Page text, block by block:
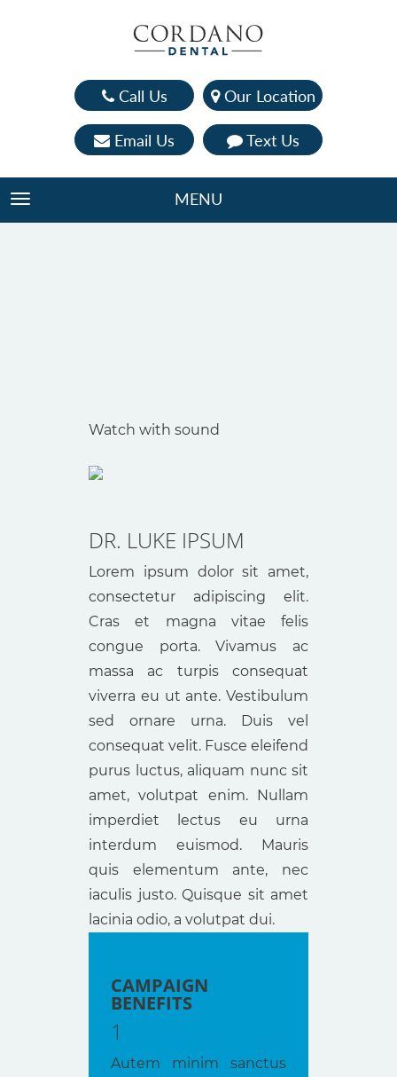
Call Us Our Location
Email Us Text Us
TOGGLE NAVIGATIONMENU
Watch with sound
DR. LUKE IPSUM
Lorem ipsum dolor sit amet,
consectetur adipiscing elit.
Cras et magna vitae felis
congue porta. Vivamus ac
massa ac turpis consequat
viverra eu ut ante. Vestibulum
sed ornare urna. Duis vel
consequat velit. Fusce eleifend
purus luctus, aliquam nunc sit
amet, volutpat enim. Nullam
imperdiet lectus eu urna
interdum euismod. Mauris
quis elementum ante, nec
iaculis justo. Quisque sit amet
lacinia odio, a volutpat dui.
CAMPAIGN
BENEFITS
1
Autem minim sanctus